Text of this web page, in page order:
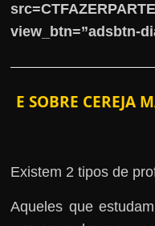
view_btn=”adsbtn-
E SOBRE CEREJA
Existem 2 tipos de
Aqueles que